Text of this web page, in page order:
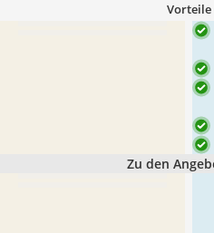
Vorteile
Zu den